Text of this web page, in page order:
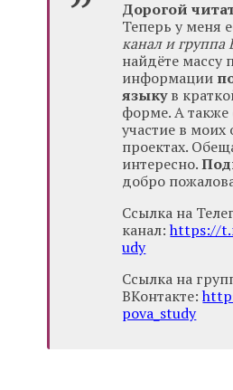
Дорогой
Теперь у меня
канал и группа
найдёте массу
информации
языкув
форме. А
участие в моих
проектах.
интересно.
добро
Ссылка на
канал:https://
udy
Ссылка на
ВКонтакте:
pova_study